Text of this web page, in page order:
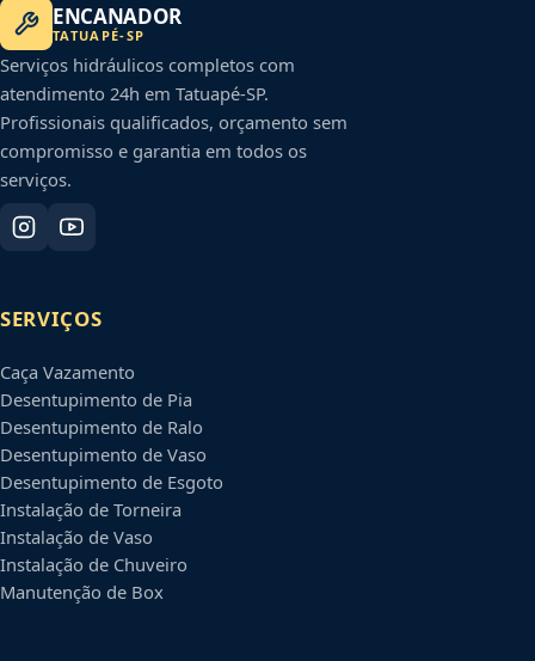
ENCANADOR
TATUAPÉ-SP
Serviços hidráulicos completos com
atendimento 24h em Tatuapé-SP.
Profissionais qualificados, orçamento sem
compromisso e garantia em todos os
serviços.
SERVIÇOS
Caça Vazamento
Desentupimento de Pia
Desentupimento de Ralo
Desentupimento de Vaso
Desentupimento de Esgoto
Instalação de Torneira
Instalação de Vaso
Instalação de Chuveiro
Manutenção de Box